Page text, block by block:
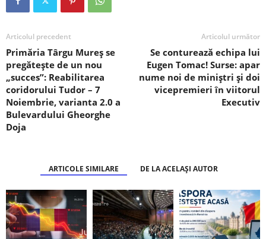
Articolul precedent
Primăria Târgu Mureș se
pregătește de un nou
„succes”: Reabilitarea
coridorului Tudor – 7
Noiembrie, varianta 2.0 a
Bulevardului Gheorghe
Doja
Articolul următor
Se conturează echipa lui
Eugen Tomac! Surse: apar
nume noi de miniștri și doi
vicepremieri în viitorul
Executiv
ARTICOLE SIMILARE DE LA ACELAȘI AUTOR